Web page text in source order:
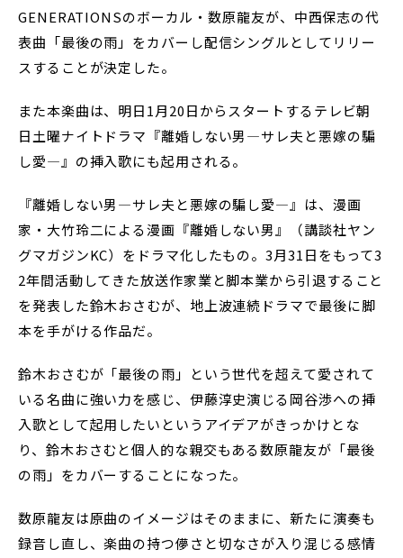
GENERATIONSのボーカル・数原龍友が、中西保志の代
表曲「最後の雨」をカバーし配信シングルとしてリリー
スすることが決定した。
また本楽曲は、明日1月20日からスタートするテレビ朝
日土曜ナイトドラマ『離婚しない男―サレ夫と悪嫁の騙
し愛―』の挿入歌にも起用される。
『離婚しない男―サレ夫と悪嫁の騙し愛―』は、漫画
家・大竹玲二による漫画『離婚しない男』（講談社ヤン
グマガジンKC）をドラマ化したもの。3月31日をもって3
2年間活動してきた放送作家業と脚本業から引退すること
を発表した鈴木おさむが、地上波連続ドラマで最後に脚
本を手がける作品だ。
鈴木おさむが「最後の雨」という世代を超えて愛されて
いる名曲に強い力を感じ、伊藤淳史演じる岡谷渉への挿
入歌として起用したいというアイデアがきっかけとな
り、鈴木おさむと個人的な親交もある数原龍友が「最後
の雨」をカバーすることになった。
数原龍友は原曲のイメージはそのままに、新たに演奏も
録音し直し、楽曲の持つ儚さと切なさが入り混じる感情